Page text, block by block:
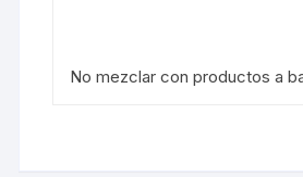
No mezclar con productos a